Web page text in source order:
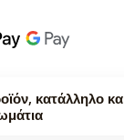
κατάλληλο